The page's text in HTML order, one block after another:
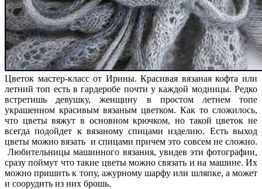
Цветок мастер-класс от Ирины. Красивая вязаная кофта или
летний топ есть в гардеробе почти у каждой модницы. Редко
встретишь девушку, женщину в простом летнем топе
украшенном красивым вязаным цветком. Как то сложилось,
что цветы вяжут в основном крючком, но такой цветок не
всегда подойдет к вязаному спицами изделию. Есть выход
цветы можно вязать и спицами причем это совсем не сложно.
Любительницы машинного вязания, увидев эти фотографии,
сразу поймут что такие цветы можно связать и на машине. Их
можно пришить к топу, ажурному шарфу или шляпке, а может
и соорудить из них брошь.